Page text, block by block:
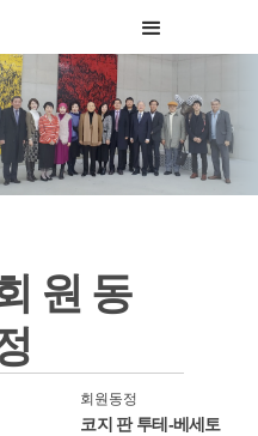
원동
회원동정
코지 판 투테-베세토